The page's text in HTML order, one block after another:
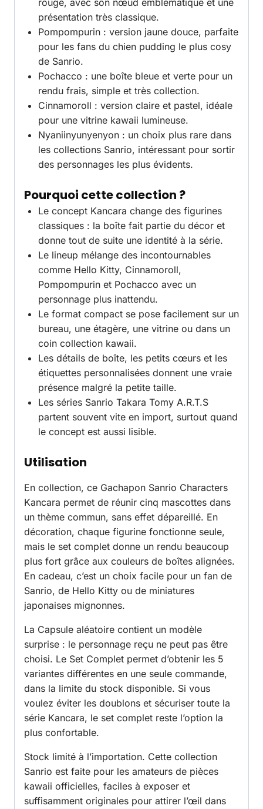
rouge, avec son nœud emblématique et une
présentation très classique.
Pompompurin : version jaune douce, parfaite
pour les fans du chien pudding le plus cosy
de Sanrio.
Pochacco : une boîte bleue et verte pour un
rendu frais, simple et très collection.
Cinnamoroll : version claire et pastel, idéale
pour une vitrine kawaii lumineuse.
Nyaniinyunyenyon : un choix plus rare dans
les collections Sanrio, intéressant pour sortir
des personnages les plus évidents.
Pourquoi cette collection ?
Le concept Kancara change des figurines
classiques : la boîte fait partie du décor et
donne tout de suite une identité à la série.
Le lineup mélange des incontournables
comme Hello Kitty, Cinnamoroll,
Pompompurin et Pochacco avec un
personnage plus inattendu.
Le format compact se pose facilement sur un
bureau, une étagère, une vitrine ou dans un
coin collection kawaii.
Les détails de boîte, les petits cœurs et les
étiquettes personnalisées donnent une vraie
présence malgré la petite taille.
Les séries Sanrio Takara Tomy A.R.T.S
partent souvent vite en import, surtout quand
le concept est aussi lisible.
Utilisation
En collection, ce Gachapon Sanrio Characters
Kancara permet de réunir cinq mascottes dans
un thème commun, sans effet dépareillé. En
décoration, chaque figurine fonctionne seule,
mais le set complet donne un rendu beaucoup
plus fort grâce aux couleurs de boîtes alignées.
En cadeau, c’est un choix facile pour un fan de
Sanrio, de Hello Kitty ou de miniatures
japonaises mignonnes.
La Capsule aléatoire contient un modèle
surprise : le personnage reçu ne peut pas être
choisi. Le Set Complet permet d’obtenir les 5
variantes différentes en une seule commande,
dans la limite du stock disponible. Si vous
voulez éviter les doublons et sécuriser toute la
série Kancara, le set complet reste l’option la
plus confortable.
Stock limité à l’importation. Cette collection
Sanrio est faite pour les amateurs de pièces
kawaii officielles, faciles à exposer et
suffisamment originales pour attirer l’œil dans